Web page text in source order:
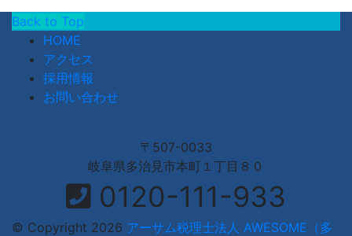
Back to Top
HOME
アクセス
採用情報
お問い合わせ
〒507-0033
岐阜県多治見市本町１丁目８０
0120-111-933
© Copyright 2026 アーサム税理士法人 AWESOME（多